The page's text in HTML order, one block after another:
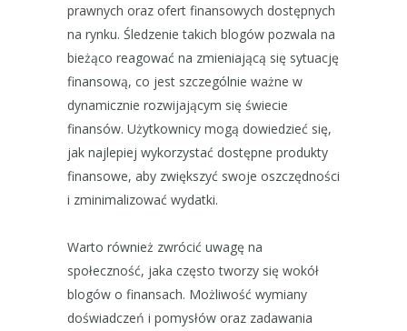
prawnych oraz ofert finansowych dostępnych
na rynku. Śledzenie takich blogów pozwala na
bieżąco reagować na zmieniającą się sytuację
finansową, co jest szczególnie ważne w
dynamicznie rozwijającym się świecie
finansów. Użytkownicy mogą dowiedzieć się,
jak najlepiej wykorzystać dostępne produkty
finansowe, aby zwiększyć swoje oszczędności
i zminimalizować wydatki.
Warto również zwrócić uwagę na
społeczność, jaka często tworzy się wokół
blogów o finansach. Możliwość wymiany
doświadczeń i pomysłów oraz zadawania